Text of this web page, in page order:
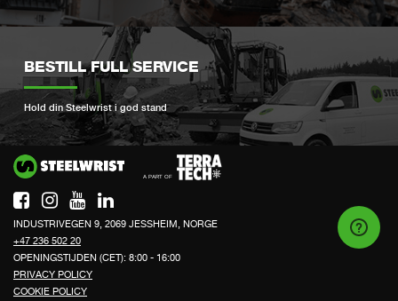
BESTILL FULL SERVICE
Hold din Steelwrist i god stand
INDUSTRIVEGEN 9, 2069 JESSHEIM, NORGE
+47 236 502 20
OPENINGSTIJDEN (CET): 8:00 - 16:00
PRIVACY POLICY
COOKIE POLICY